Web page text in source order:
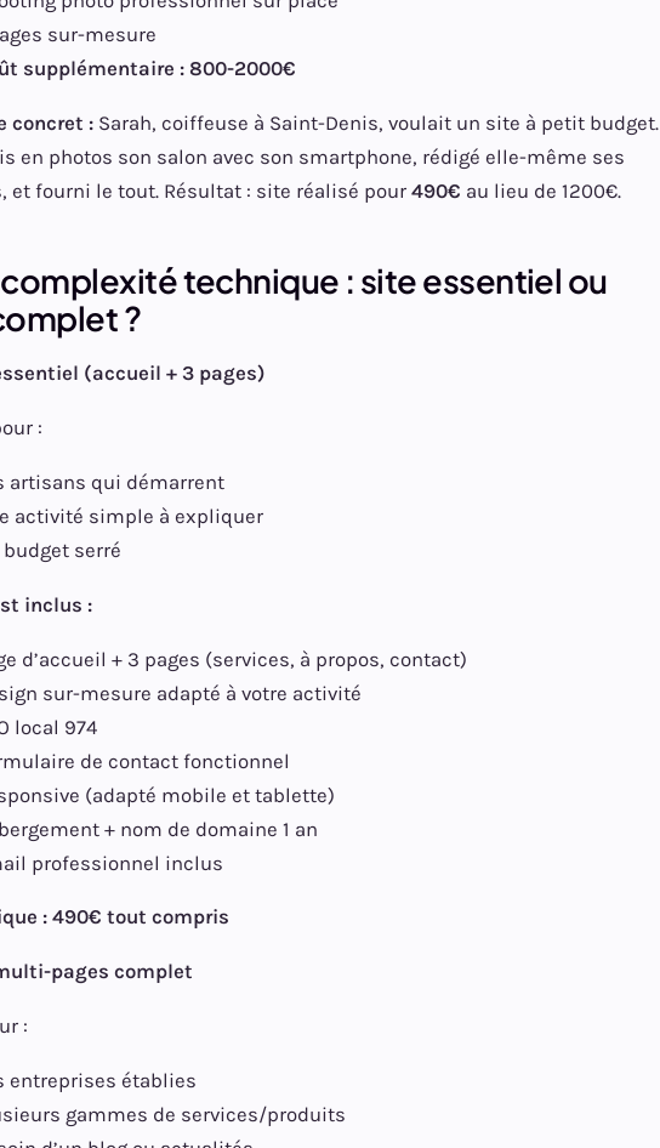
sur-mesure
supplémentaire : 800-2000€
concret :Sarah, coiffeuse à Saint-Denis, voulait un site à petit budget.
en photos son salon avec son smartphone, rédigé elle-même ses
et fourni le tout. Résultat : site réalisé pour 490€ au lieu de 1200€.
complexité technique : site essentiel ou
?
(accueil + 3 pages)
:
artisans qui démarrent
activité simple à expliquer
budget serré
inclus :
d’accueil + 3 pages (services, à propos, contact)
sur-mesure adapté à votre activité
local 974
de contact fonctionnel
(adapté mobile et tablette)
+ nom de domaine 1 an
professionnel inclus
: 490€ tout compris
pages complet
:
entreprises établies
gammes de services/produits